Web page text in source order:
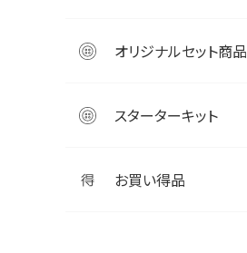
オリジナルセット商品
スターターキット
お買い得品